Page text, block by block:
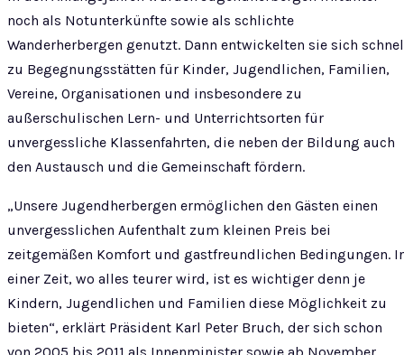
noch als Notunterkünfte sowie als schlichte
Wanderherbergen genutzt. Dann entwickelten sie sich
zu Begegnungsstätten für Kinder, Jugendlichen, Familien,
Vereine, Organisationen und insbesondere zu
außerschulischen Lern- und Unterrichtsorten für
unvergessliche Klassenfahrten, die neben der Bildung auch
den Austausch und die Gemeinschaft fördern.
„Unsere Jugendherbergen ermöglichen den Gästen einen
unvergesslichen Aufenthalt zum kleinen Preis bei
zeitgemäßen Komfort und gastfreundlichen Bedingungen.
einer Zeit, wo alles teurer wird, ist es wichtiger denn je
Kindern, Jugendlichen und Familien diese Möglichkeit zu
bieten“, erklärt Präsident Karl Peter Bruch, der sich schon